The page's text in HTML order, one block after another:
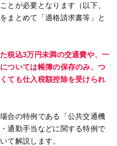
とが必要となります（以下、
まとめて「適格請求書等」と
税込3万円未満の交通費や、一
ついては帳簿の保存のみ、つ
ても仕入税額控除を受けられ
合の特例である「公共交通機
通勤手当などに関する特例で
て解説します。